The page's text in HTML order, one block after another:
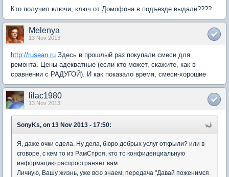
Кто получил ключи, ключ от Домофона в подъезде выдали????
Melenya
13 Nov 2013
http://rusean.ru Здесь в прошлый раз покупали смеси для
ремонта. Цены адекватные (если кто может, скажите, как в
сравнении с РАДУГОЙ). И как показало время, смеси-хорошие
lilac1980
13 Nov 2013
SonyKs, on 13 Nov 2013 - 17:50:
Я, даже очки одела. Ну дела, бюро добрых услуг открыли? или в
сговоре, с кем то из РамСтроя, кто то конфиденциальную
информацию распространяет вам.
Личную, Вашу жизнь, уже всю знаем, передача "Давай поженимся